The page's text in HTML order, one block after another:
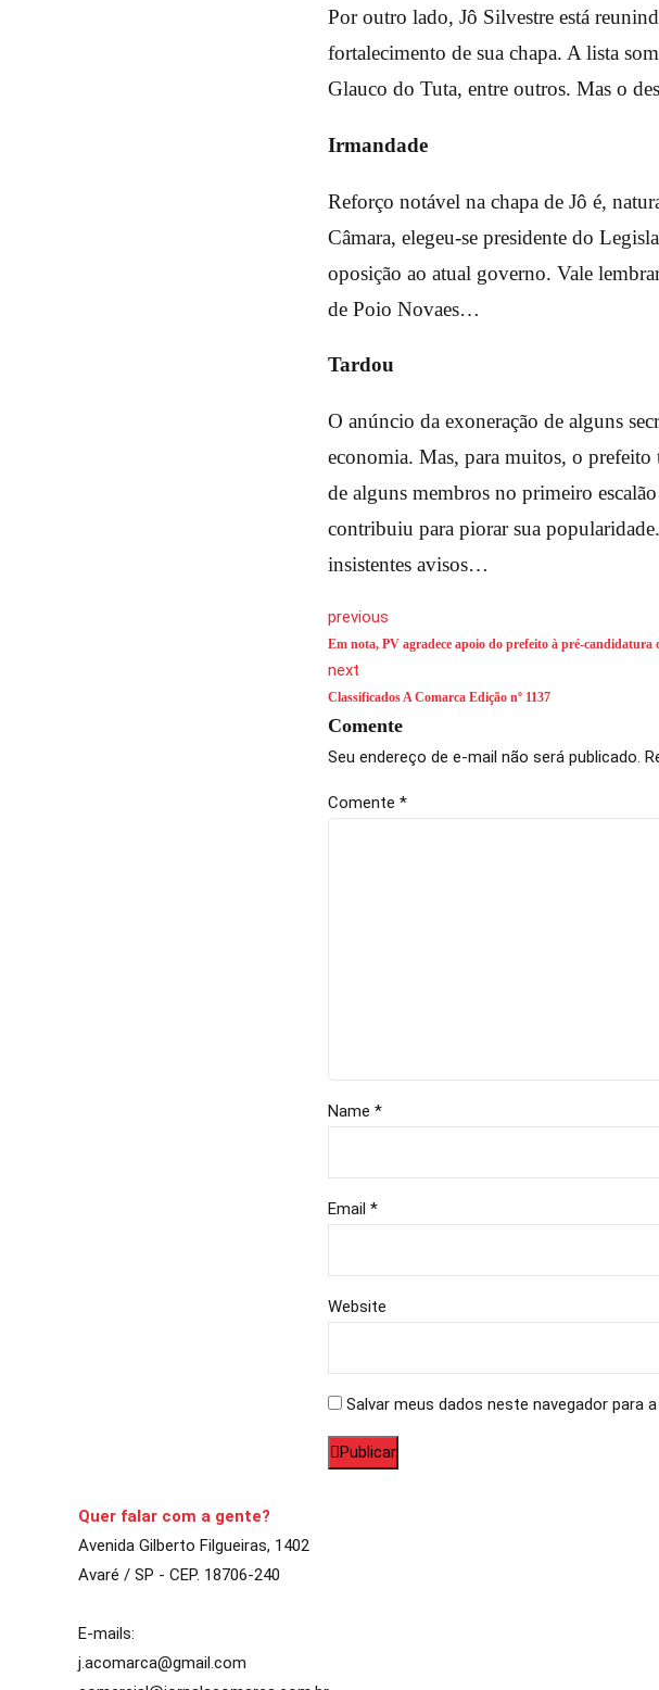
Por outro lado, Jô Silvestre está
fortalecimento de sua chapa. A lista
Glauco do Tuta, entre outros. Mas o
Irmandade
Reforço notável na chapa de Jô é,
Câmara, elegeu-se presidente do
oposição ao atual governo. Vale
de Poio Novaes…
Tardou
O anúncio da exoneração de alguns
economia. Mas, para muitos, o prefeito
de alguns membros no primeiro
contribuiu para piorar sua
insistentes avisos…
previous
Em nota, PV agradece apoio do prefeito à pré-candidatura
next
Classificados A Comarca Edição nº 1137
Comente
Seu endereço de e-mail não será publicado.
Comente *
Name *
Email *
Website
Salvar meus dados neste navegador para
Publicar
Quer falar com a gente?
Avenida Gilberto Filgueiras, 1402
Avaré / SP - CEP. 18706-240
E-mails:
j.acomarca@gmail.com